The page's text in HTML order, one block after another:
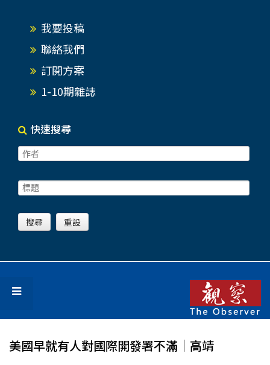
我要投稿
聯絡我們
訂閱方案
1-10期雜誌
快速搜尋
美國早就有人對國際開發署不滿│高靖